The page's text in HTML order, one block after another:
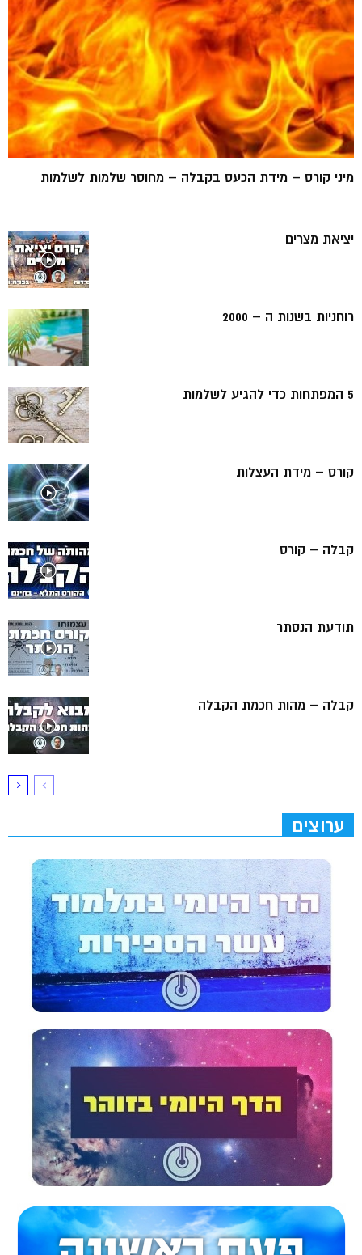
מיני קורס – מידת הכעס בקבלה – מחוסר שלמות לשלמות
יציאת מצרים
רוחניות בשנות ה – 2000
5 המפתחות כדי להגיע לשלמות
קורס – מידת העצלות
קבלה – קורס
תודעת הנסתר
קבלה – מהות חכמת הקבלה
ערוצים